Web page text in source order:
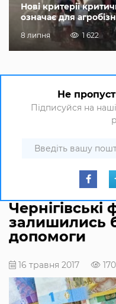
Нові критерії
означає для
8 липня 1 622
Не
Підписуйся на
залишились
допомоги
16 травня 2017 170